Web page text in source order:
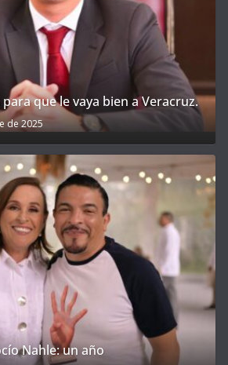
que le vaya bien a Veracruz.
de 2025
Nahle: un año